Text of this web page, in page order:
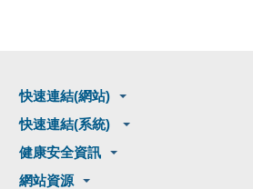
快速連結(網站)
快速連結(系統)
健康安全資訊
網站資源